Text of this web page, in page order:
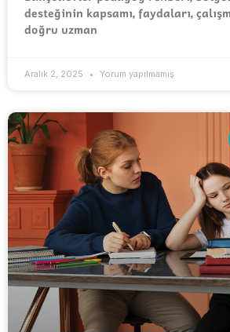
desteğinin kapsamı, faydaları,
doğru uzman
Aralık 2, 2025 Yorum yapılmamış